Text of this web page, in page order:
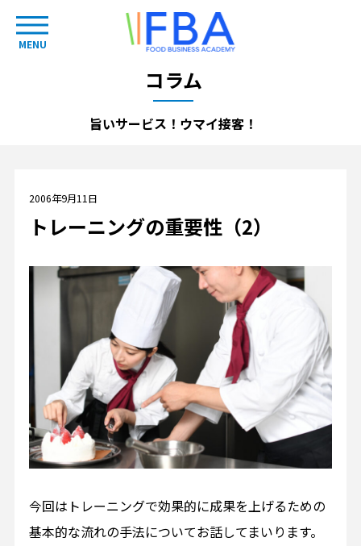
MENU
コラム
旨いサービス！ウマイ接客！
2006年9月11日
トレーニングの重要性（2）
今回はトレーニングで効果的に成果を上げるための
基本的な流れの手法についてお話してまいります。